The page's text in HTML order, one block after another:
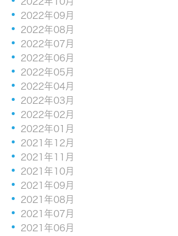
2022年09月
2022年08月
2022年07月
2022年06月
2022年05月
2022年04月
2022年03月
2022年02月
2022年01月
2021年12月
2021年11月
2021年10月
2021年09月
2021年08月
2021年07月
2021年06月